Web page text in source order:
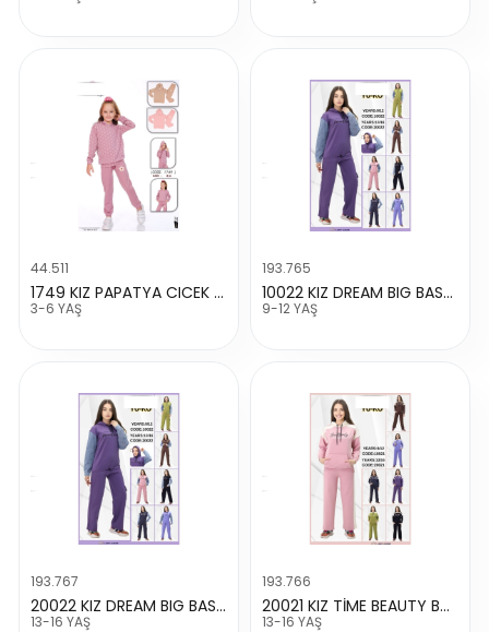
44.511
1749 KIZ PAPATYA CICEK BASKILI TAKIM
3-6 YAŞ
193.765
10022 KIZ DREAM BIG BASKILI TAKIM
9-12 YAŞ
193.767
20022 KIZ DREAM BIG BASKILI TAKIM
13-16 YAŞ
193.766
20021 KIZ TİME BEAUTY BASKILI MEVSİMLİK TAKIM
13-16 YAŞ